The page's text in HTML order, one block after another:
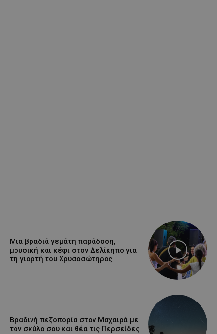
Μια βραδιά γεμάτη παράδοση,
μουσική και κέφι στον Δελίκηπο για
τη γιορτή του Χρυσοσώτηρος
Βραδινή πεζοπορία στον Μαχαιρά με
τον σκύλο σου και θέα τις Περσείδες